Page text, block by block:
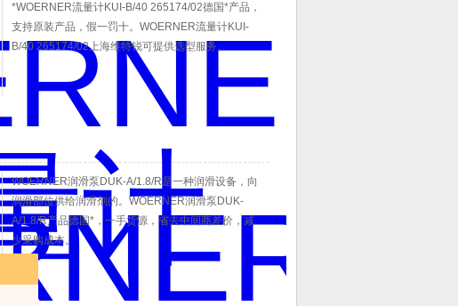
*WOERNER流量计KUI-B/40 265174/02德国*产品，
支持原装产品，假一罚十。WOERNER流量计KUI-
B/40 265174/02上海维特锐可提供选型服务。
WOERNER润滑泵DUK-A/1.8/R是一种润滑设备，向
润滑部位供给润滑剂的。WOERNER润滑泵DUK-
A/1.8/R产品德国*，一手货源，省去中间商差价，减
少采购成本。